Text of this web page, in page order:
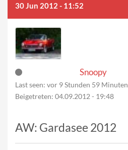
30 Jun 2012 - 11:52
Snoopy
Last seen: vor 9 Stunden 59 Minuten
Beigetreten: 04.09.2012 - 19:48
AW: Gardasee 2012